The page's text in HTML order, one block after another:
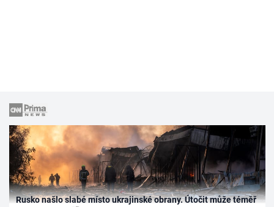
Rusko našlo slabé místo ukrajinské obrany. Útočit může téměř